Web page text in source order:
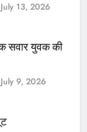
July 13, 2026
सवार युवक की
July 9, 2026